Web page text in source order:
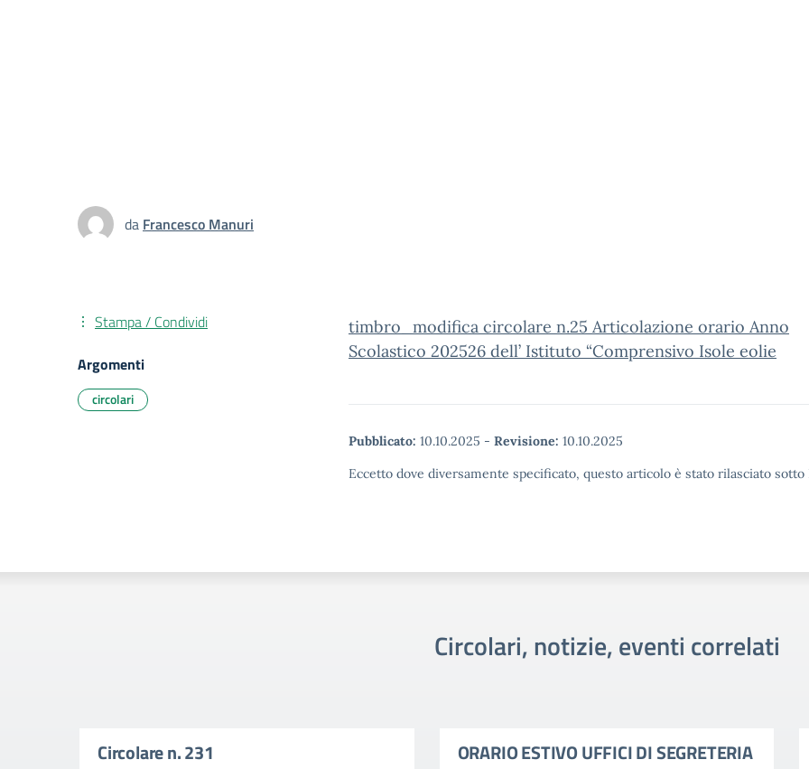
da Francesco Manuri
timbro_modifica circolare n.25 Articolazione orario Anno
Scolastico 202526 dell’ Istituto “Comprensivo Isole eolie
Pubblicato: 10.10.2025 - Revisione: 10.10.2025
Eccetto dove diversamente specificato, questo articolo è stato rilasciato
Stampa / Condividi
Argomenti
circolari
Circolari, notizie, eventi correlati
Circolare n. 231 ORARIO ESTIVO UFFICI DI SEGRETERIA